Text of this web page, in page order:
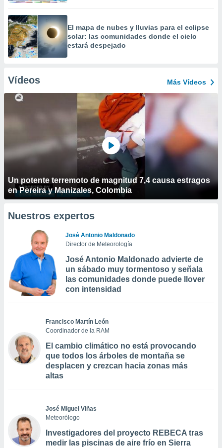
​El mapa de nubes y lluvias para el eclipse
solar: las comunidades donde el cielo
estará despejado
Vídeos Más Vídeos
Un potente terremoto de magnitud 7,4 causa estragos
en Pereira y Manizales, Colombia
Nuestros expertos
José Antonio Maldonado
Director de Meteorología
José Antonio Maldonado advierte de
un sábado muy tormentoso y señala
las comunidades donde puede llover
con intensidad
Francisco Martín León
Coordinador de la RAM
El cambio climático no está provocando
que todos los árboles de montaña se
desplacen y crezcan hacia zonas más
altas
José Miguel Viñas
Meteorólogo
Investigadores del proyecto REBECA tras
medir las piscinas de aire frío en Sierra